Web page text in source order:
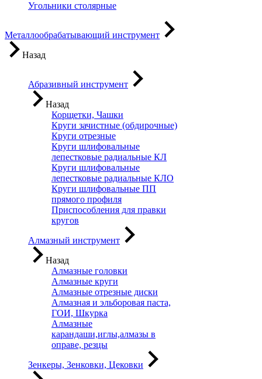
Угольники столярные
Металлообрабатывающий инструмент
Назад
Абразивный инструмент
Назад
Корщетки, Чашки
Круги зачистные (обдирочные)
Круги отрезные
Круги шлифовальные
лепестковые радиальные КЛ
Круги шлифовальные
лепестковые радиальные КЛО
Круги шлифовальные ПП
прямого профиля
Приспособления для правки
кругов
Алмазный инструмент
Назад
Алмазные головки
Алмазные круги
Алмазные отрезные диски
Алмазная и эльборовая паста,
ГОИ, Шкурка
Алмазные
карандаши,иглы,алмазы в
оправе, резцы
Зенкеры, Зенковки, Цековки